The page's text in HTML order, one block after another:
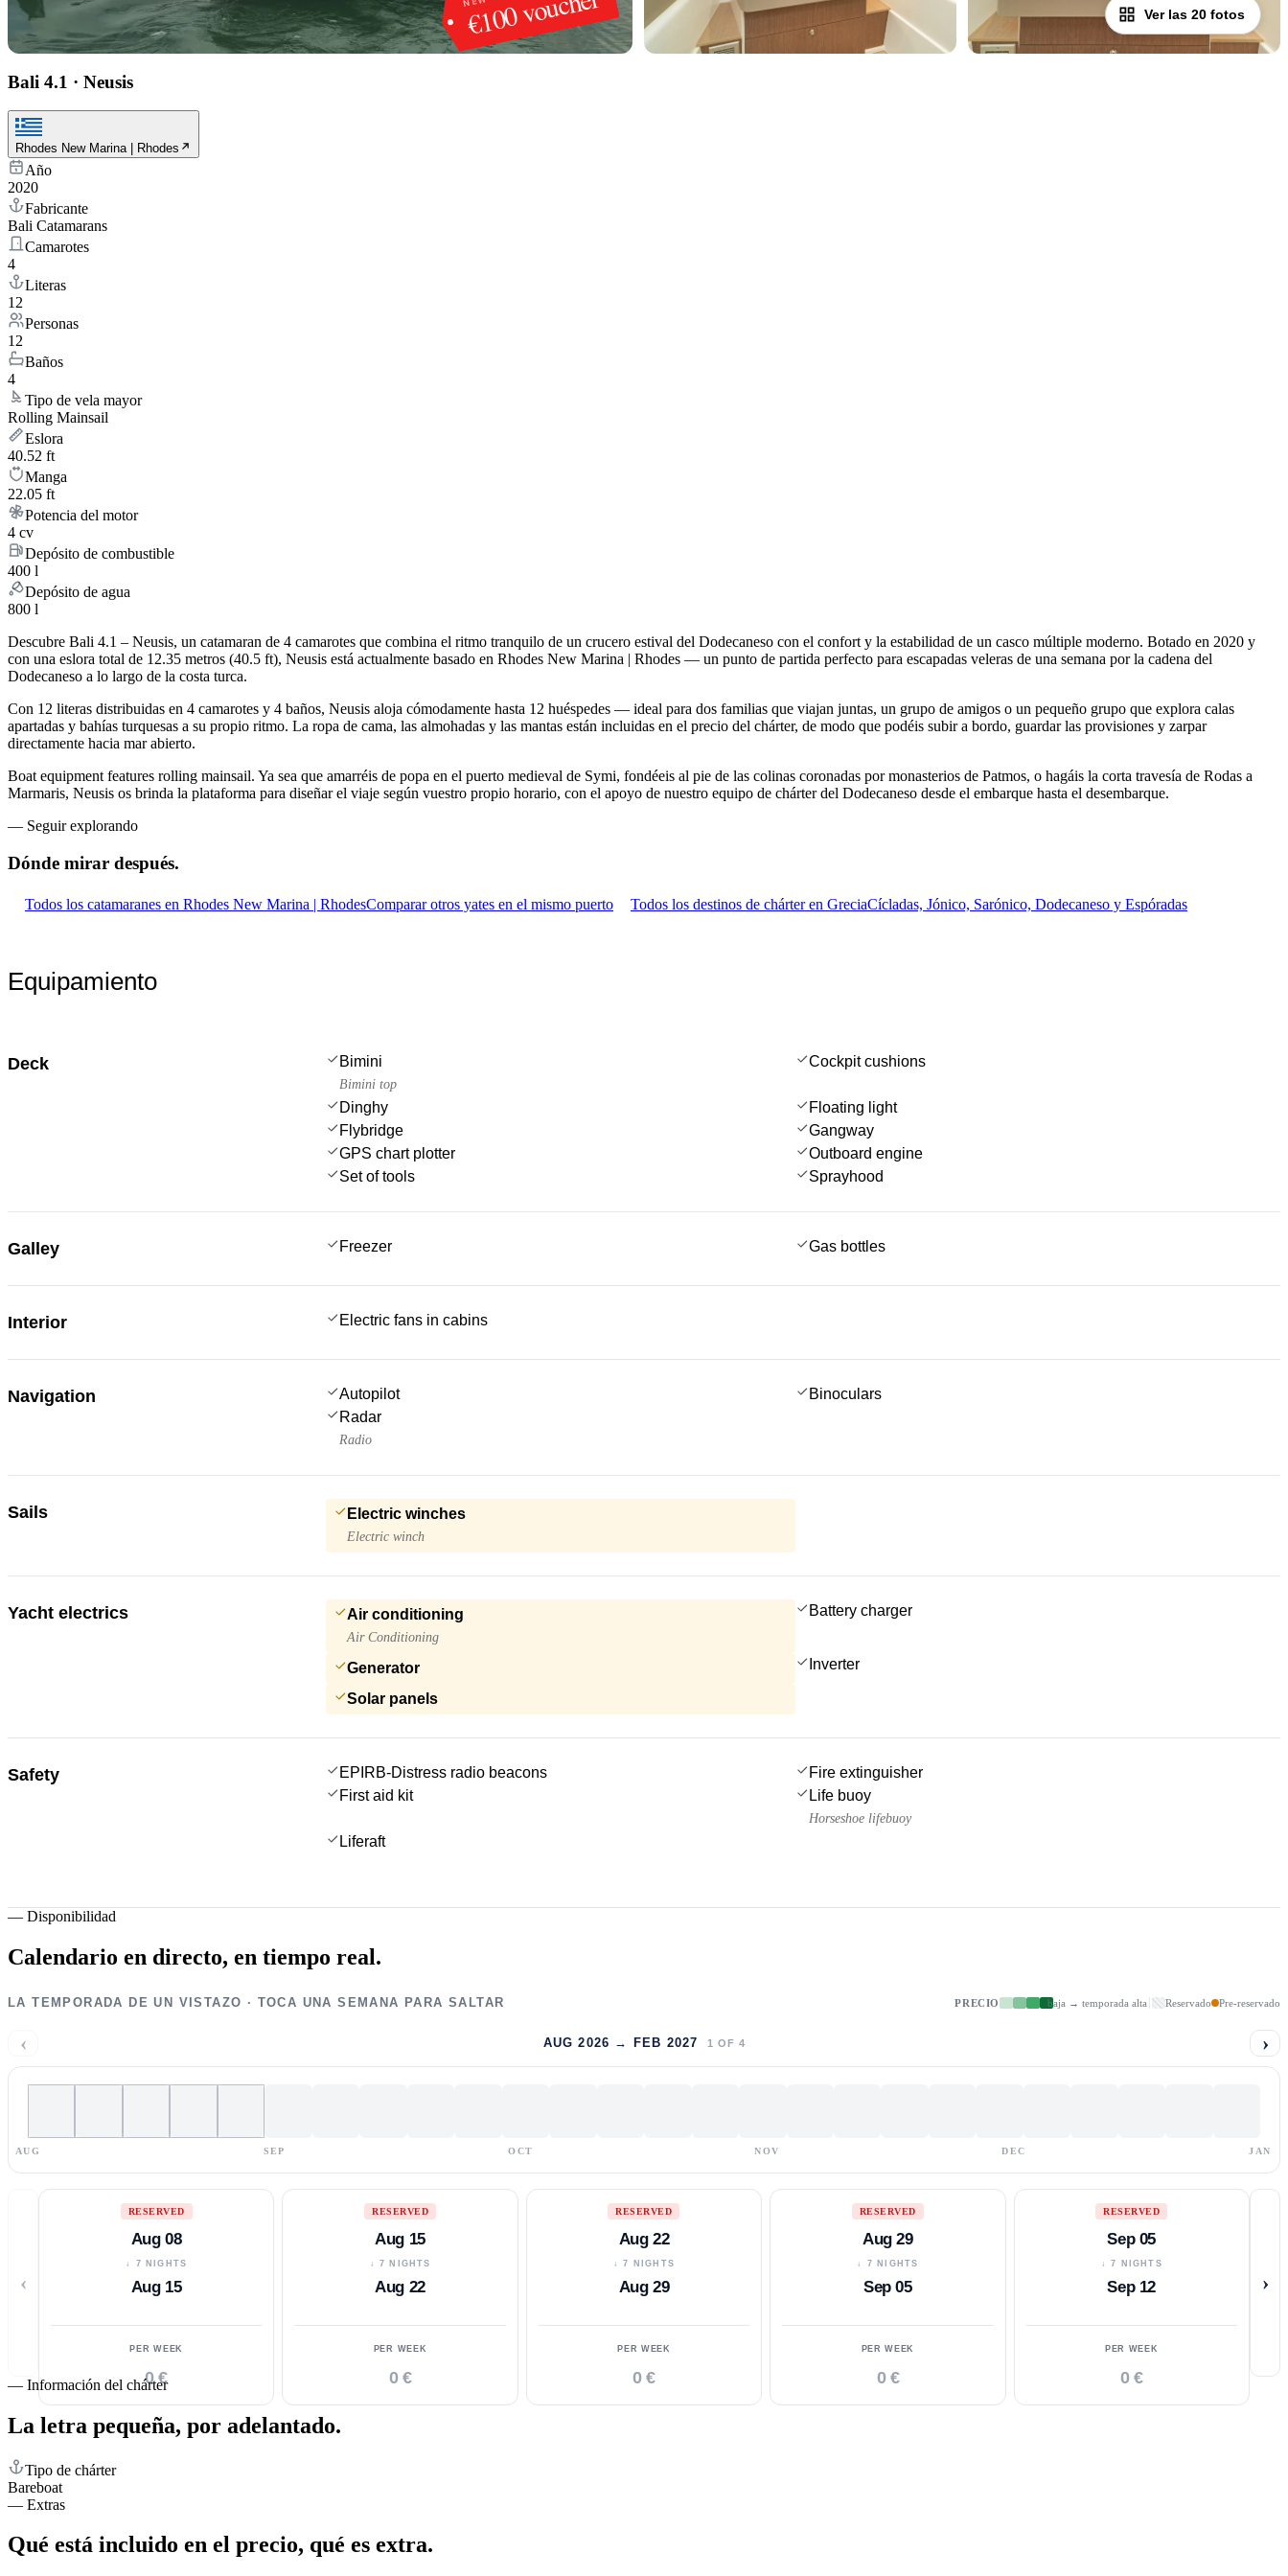
Ver las 20 fotos
Bali 4.1 · Neusis
Rhodes New Marina | Rhodes
Año
2020
Fabricante
Bali Catamarans
Camarotes
4
Literas
12
Personas
12
Baños
4
Tipo de vela mayor
Rolling Mainsail
Eslora
40.52 ft
Manga
22.05 ft
Potencia del motor
4 cv
Depósito de combustible
400 l
Depósito de agua
800 l
Descubre Bali 4.1 – Neusis, un catamaran de 4 camarotes que combina el ritmo tranquilo de un crucero estival del Dodecaneso con el confort y la estabilidad de un casco múltiple moderno. Botado en 2020 y
con una eslora total de 12.35 metros (40.5 ft), Neusis está actualmente basado en Rhodes New Marina | Rhodes — un punto de partida perfecto para escapadas veleras de una semana por la cadena del
Dodecaneso a lo largo de la costa turca.
Con 12 literas distribuidas en 4 camarotes y 4 baños, Neusis aloja cómodamente hasta 12 huéspedes — ideal para dos familias que viajan juntas, un grupo de amigos o un pequeño grupo que explora calas
apartadas y bahías turquesas a su propio ritmo. La ropa de cama, las almohadas y las mantas están incluidas en el precio del chárter, de modo que podéis subir a bordo, guardar las provisiones y zarpar
directamente hacia mar abierto.
Boat equipment features rolling mainsail. Ya sea que amarréis de popa en el puerto medieval de Symi, fondéeis al pie de las colinas coronadas por monasterios de Patmos, o hagáis la corta travesía de Rodas a
Marmaris, Neusis os brinda la plataforma para diseñar el viaje según vuestro propio horario, con el apoyo de nuestro equipo de chárter del Dodecaneso desde el embarque hasta el desembarque.
— Seguir explorando
Dónde mirar después.
Todos los catamaranes en Rhodes New Marina | RhodesComparar otros yates en el mismo puerto Todos los destinos de chárter en GreciaCícladas, Jónico, Sarónico, Dodecaneso y Espóradas
Equipamiento
Deck Bimini
Bimini top
Cockpit cushions
Dinghy
Floating light
Flybridge
Gangway
GPS chart plotter
Outboard engine
Set of tools
Sprayhood
Galley Freezer Gas bottles
Interior Electric fans in cabins
Navigation Autopilot
Binoculars
Radar
Radio
Sails Electric winches
Electric winch
Yacht electrics Air conditioning
Air Conditioning
Battery charger
Generator Inverter
Solar panels
Safety EPIRB-Distress radio beacons
Fire extinguisher
First aid kit
Life buoy
Horseshoe lifebuoy
Liferaft
— Disponibilidad
Calendario en directo, en tiempo real.
LA TEMPORADA DE UN VISTAZO · TOCA UNA SEMANA PARA SALTAR PRECIO baja → temporada alta Reservado Pre-reservado
‹ AUG 2026 → FEB 2027 1 OF 4 ›
AUG SEP OCT NOV DEC JAN
‹
RESERVED
Aug 08
↓ 7 NIGHTS
Aug 15
PER WEEK
0 €
RESERVED
Aug 15
↓ 7 NIGHTS
Aug 22
PER WEEK
0 €
RESERVED
Aug 22
↓ 7 NIGHTS
Aug 29
PER WEEK
0 €
RESERVED
Aug 29
↓ 7 NIGHTS
Sep 05
PER WEEK
0 €
RESERVED
Sep 05
↓ 7 NIGHTS
Sep 12
PER WEEK
0 €
›
— Información del chárter
La letra pequeña, por adelantado.
Tipo de chárter
Bareboat
— Extras
Qué está incluido en el precio, qué es extra.